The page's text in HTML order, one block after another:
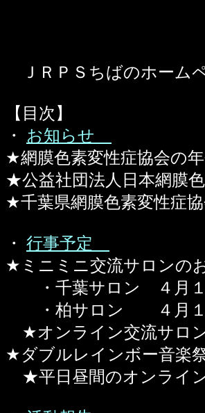
ＪＲＰＳちばのホーム
【目次】
・ お知らせ
★網膜色素変性症協会の
★公益社団法人日本網膜
★千葉県網膜色素変性症
・ 行事予定
★ミニミニ交流サロンの
・千葉サロン ４月１
・柏サロン ４月１３
★オンライン交流サロ
★ダブルレインボー音楽
★平日昼間のオンライ